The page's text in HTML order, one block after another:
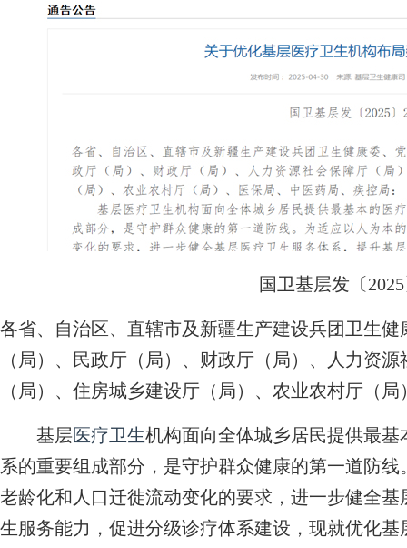
国卫基层发〔
各省、自治区、直辖市及新疆生产建设兵团卫生
（局）、民政厅（局）、财政厅（局）、人力资
（局）、住房城乡建设厅（局）、农业农村厅（
基层医疗卫生机构面向全体城乡居民提供最基
系的重要组成部分，是守护群众健康的第一道防
老龄化和人口迁徙流动变化的要求，进一步健全
生服务能力，促进分级诊疗体系建设，现就优化